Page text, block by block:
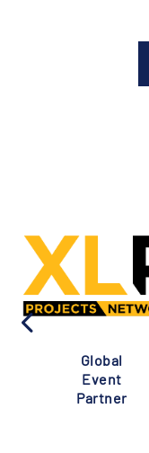
Global
Event
Partner